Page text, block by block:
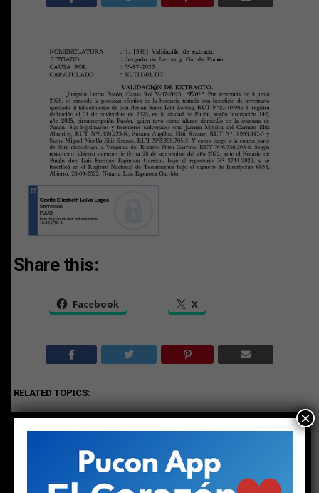
Share this:
Facebook X
RELATED TOPICS:
TAMBIEN
AVISO LEGAL CAUSA V-87-2025
AVISO LEGAL CAUSA V-87-2025
×